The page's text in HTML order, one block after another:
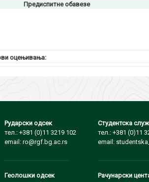
Предиспитне обавезе
оцењивања:
Рударски одсек
тел.: +381 (0)11 3219 102
email: ro@rgf.bg.ac.rs
Геолошки одсек
Студентска
тел.: +381 (0)11
email:
Рачунарски